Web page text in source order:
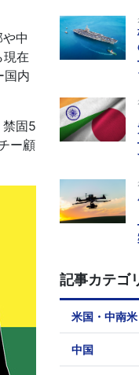
中
現在
国内
固5
ー顧
記事カテゴ
米国・中南米
中国